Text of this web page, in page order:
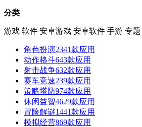
分类
游戏 软件 安卓游戏 安卓软件 手游 专题
角色扮演2341款应用
动作格斗643款应用
射击战争632款应用
赛车竞速239款应用
策略塔防974款应用
休闲益智4629款应用
冒险解谜1441款应用
模拟经营869款应用